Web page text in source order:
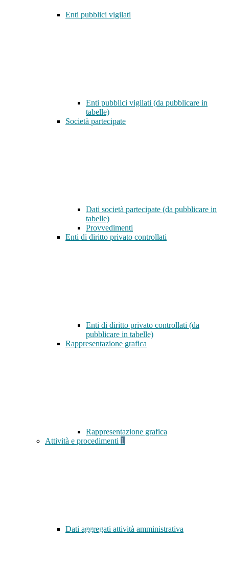
Enti pubblici vigilati
Enti pubblici vigilati (da pubblicare in
tabelle)
Società partecipate
Dati società partecipate (da pubblicare in
tabelle)
Provvedimenti
Enti di diritto privato controllati
Enti di diritto privato controllati (da
pubblicare in tabelle)
Rappresentazione grafica
Rappresentazione grafica
Attività e procedimenti 1
Dati aggregati attività amministrativa